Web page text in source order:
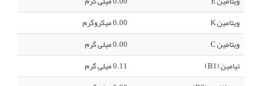
ویتامین K
0.00 میکروگرم
ویتامین C
0.00 میلی گرم
تیامین (B1)
0.11 میلی گرم